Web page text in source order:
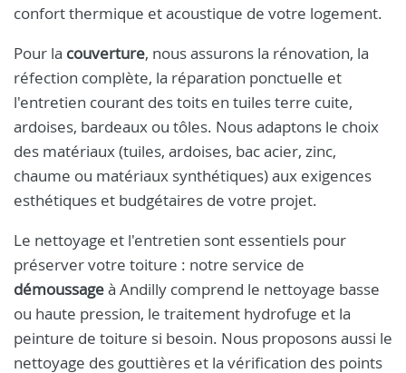
confort thermique et acoustique de votre logement.
Pour la couverture, nous assurons la rénovation, la
réfection complète, la réparation ponctuelle et
l'entretien courant des toits en tuiles terre cuite,
ardoises, bardeaux ou tôles. Nous adaptons le choix
des matériaux (tuiles, ardoises, bac acier, zinc,
chaume ou matériaux synthétiques) aux exigences
esthétiques et budgétaires de votre projet.
Le nettoyage et l'entretien sont essentiels pour
préserver votre toiture : notre service de
démoussageà Andilly comprend le nettoyage basse
ou haute pression, le traitement hydrofuge et la
peinture de toiture si besoin. Nous proposons aussi le
nettoyage des gouttières et la vérification des points